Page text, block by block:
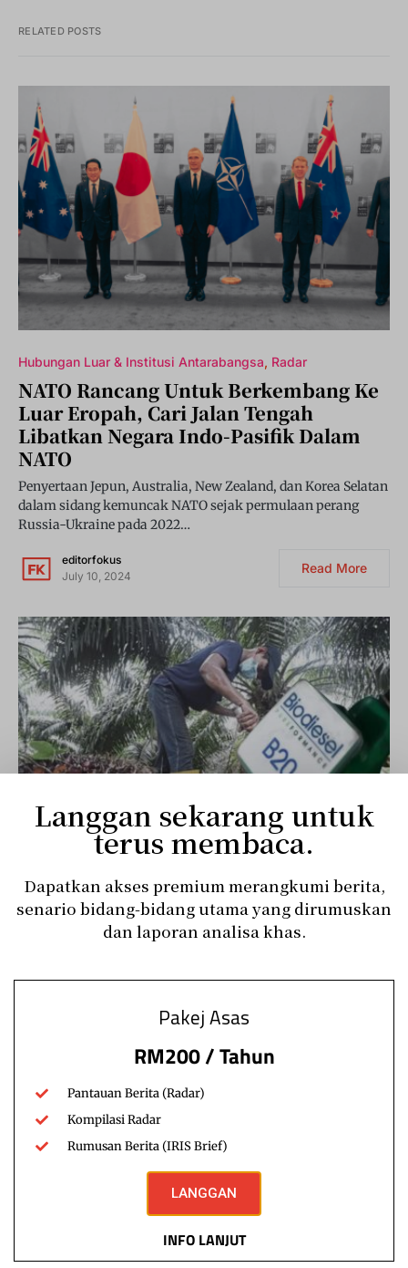
RELATED POSTS
Hubungan Luar & Institusi Antarabangsa Radar
NATO Rancang Untuk Berkembang Ke
Luar Eropah, Cari Jalan Tengah
Libatkan Negara Indo-Pasifik Dalam
NATO
Penyertaan Jepun, Australia, New Zealand, dan Korea Selatan
dalam sidang kemuncak NATO sejak permulaan perang
Russia-Ukraine pada 2022…
editorfokus
July 10, 2024
Read More
Radar Sumber Alam
Lonjakan Eksport, Penyusutan Stok
Minyak Sawit Cabar Agenda Biodiesel
melalui pemerkasaan industri biodiesel kini berdepan
dilema strategik susulan trend penyusutan…
fokusmyadmin
Langgan sekarang untuk
terus membaca.
Dapatkan akses premium merangkumi berita,
senario bidang-bidang utama yang dirumuskan
dan laporan analisa khas.
Pakej Asas
RM200 / Tahun
Pantauan Berita (Radar)
Kompilasi Radar
Rumusan Berita (IRIS Brief)
LANGGAN
INFO LANJUT